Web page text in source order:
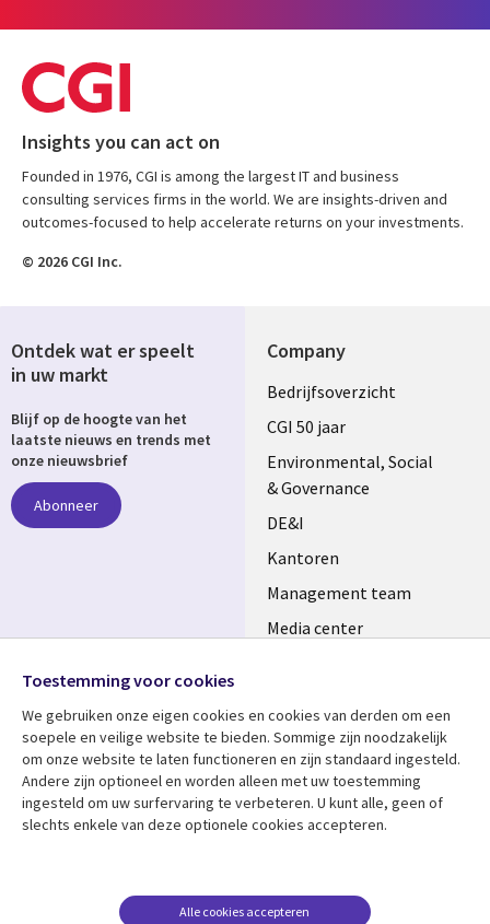
Insights you can act on
Founded in 1976, CGI is among the largest IT and business
consulting services firms in the world. We are insights-driven and
outcomes-focused to help accelerate returns on your investments.
© 2026 CGI Inc.
Company
Useful
links
NETHERLANDS
Bedrijfsoverzicht
CGI 50 jaar
Environmental, Social
& Governance
DE&I
Kantoren
Management team
Media center
Bekijk meer
Library
NETHERLANDS
Artikelen
Support
Legal
Disclaimer
Cookie management
Ontdek wat er speelt
in uw markt
Blijf op de hoogte van het
laatste nieuws en trends met
onze nieuwsbrief
Abonneer
Media
NETHERLANDS
Toestemming voor cookies
We gebruiken onze eigen cookies en cookies van derden om een ​​
soepele en veilige website te bieden. Sommige zijn noodzakelijk
om onze website te laten functioneren en zijn standaard ingesteld.
Andere zijn optioneel en worden alleen met uw toestemming
ingesteld om uw surfervaring te verbeteren. U kunt alle, geen of
slechts enkele van deze optionele cookies accepteren.
Alle cookies accepteren